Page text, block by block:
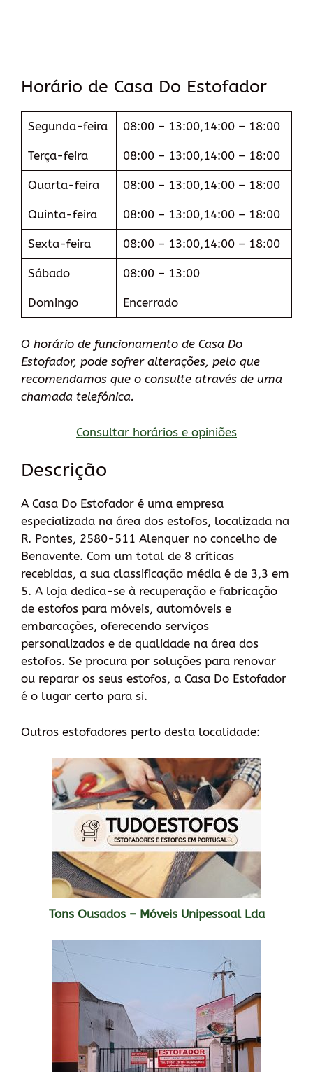
Horário de Casa Do Estofador
Segunda-feira 08:00 – 13:00,14:00 – 18:00
Terça-feira 08:00 – 13:00,14:00 – 18:00
Quarta-feira 08:00 – 13:00,14:00 – 18:00
Quinta-feira 08:00 – 13:00,14:00 – 18:00
Sexta-feira 08:00 – 13:00,14:00 – 18:00
Sábado 08:00 – 13:00
Domingo Encerrado
O horário de funcionamento de Casa Do
Estofador, pode sofrer alterações, pelo que
recomendamos que o consulte através de uma
chamada telefónica.
Consultar horários e opiniões
Descrição
A Casa Do Estofador é uma empresa
especializada na área dos estofos, localizada na
R. Pontes, 2580-511 Alenquer no concelho de
Benavente. Com um total de 8 críticas
recebidas, a sua classificação média é de 3,3 em
5. A loja dedica-se à recuperação e fabricação
de estofos para móveis, automóveis e
embarcações, oferecendo serviços
personalizados e de qualidade na área dos
estofos. Se procura por soluções para renovar
ou reparar os seus estofos, a Casa Do Estofador
é o lugar certo para si.
Outros estofadores perto desta localidade:
Tons Ousados – Móveis Unipessoal Lda